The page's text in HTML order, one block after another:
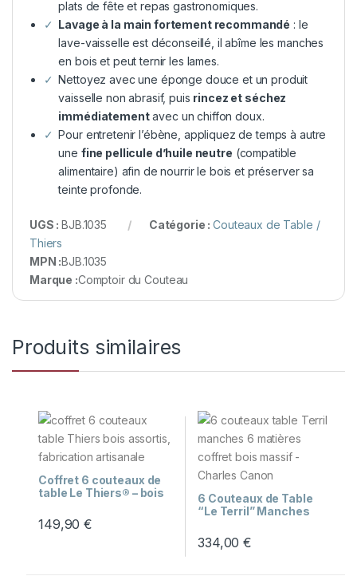
plats de fête et repas gastronomiques.
Lavage à la main fortement recommandé : le
lave-vaisselle est déconseillé, il abîme les manches
en bois et peut ternir les lames.
Nettoyez avec une éponge douce et un produit
vaisselle non abrasif, puis rincez et séchez
immédiatementavec un chiffon doux.
Pour entretenir l’ébène, appliquez de temps à autre
une fine pellicule d’huile neutre (compatible
alimentaire) afin de nourrir le bois et préserver sa
teinte profonde.
UGS :BJB.1035 Catégorie :Couteaux de Table /
Thiers
MPN :BJB.1035
Marque :Comptoir du Couteau
Produits similaires
Coffret 6 couteaux de
table Le Thiers® – bois
149,90€
6 Couteaux de Table
“Le Terril” Manches
Coffret Bois
334,00€